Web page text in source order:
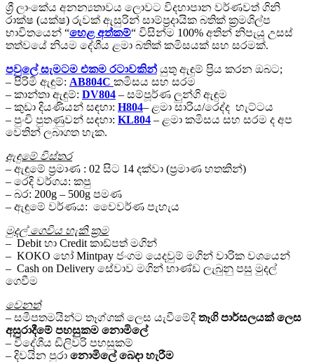
ශ්‍රී ලාංකේය අනන්‍යතාවය ලොවට විදහාපාන වර්ණවත් ගිනි
රාක්ෂ (යක්ෂ) රුවක් ඇසුරින් සාම්ප්‍රදායික බතික් ක්‍රමශිල්ප
භාවිතයෙන් “හෙළ අත්කම්“ විසින්ම 100% අතින් නිපැයූ උසස්
තත්වයේ නියම දේශීය ළමා බතික් කමිසයක් සහ සරමක්.
පවුලේ සැමටම එකම රටාවකින් යුතු ඇඳුම් ප්‍රිය කරන ඔබට;
– පිරිමි ඇඳුම්: AB804C කමිසය සහ සරම
– කාන්තා ඇඳුම්: DV804 – සම්පූර්ණ ලුන්ගි ඇඳුම
– කුඩා දියණියන් සඳහා: H804– ළමා සාරිය/රෙද්ද හැට්ටය
– පුංචි පුතණුවන් සඳහා: KL804 – ළමා කමිසය සහ සරම ද අප
වෙතින් ලබාගත හැක.
ඇඳුමේ විස්තර
– ඇඳුමේ ප්‍රමාණ : 02 සිට 14 දක්වා (ප්‍රමාණ හතකින්)
– රෙදි වර්ගය: කපු
– බර: 200g – 500g පමණ
– ඇඳුමේ වර්ණය: වෛවර්ණ පැහැය
මුදල් ගෙවිය හැකි ක්‍රම
– Debit හා Credit කාඩ්පත් මගින්
– KOKO හෝ Mintpay ජංගම යෙදවුම් මගින් වාරික වශයෙන්
– Cash on Delivery සේවාව මගින් භාණ්ඩ ලැබුනු පසු මුදල්
ගෙවීම
වෙනත්
– සමීපතමයින්ට තෑග්ගක් ලෙස යැවීමේදී තෑගි පාර්සලයක් ලෙස
අසුරාදීමේ පහසුකම නොමිලේ
– විදේශීය ඩිලිවරි පහසුකම්
– දිවයින පුරා නොමිලේ බෙදා හැරීම